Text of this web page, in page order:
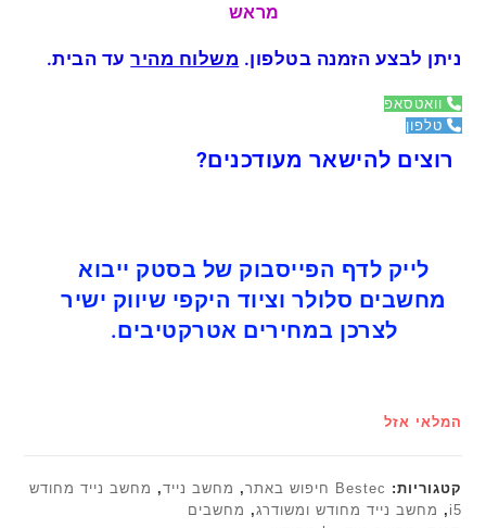
מראש
ניתן לבצע הזמנה בטלפון. משלוח מהירעד הבית.
וואטסאפ
טלפון
רוצים להישאר מעודכנים?
לייק לדף הפייסבוק של בסטק ייבוא
מחשבים סלולר וציוד היקפי שיווק ישיר
לצרכן במחירים אטרקטיבים.
המלאי אזל
קטגוריות: Bestec חיפוש באתר , מחשב נייד, מחשב נייד מחודש
i5
, מחשב נייד מחודש ומשודרג, מחשבים